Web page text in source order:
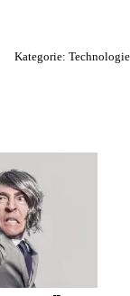
Kategorie: Technologie